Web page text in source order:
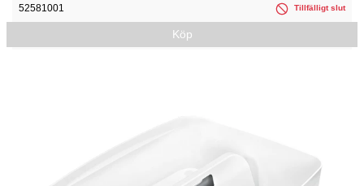
52581001 Tillfälligt slut
Köp